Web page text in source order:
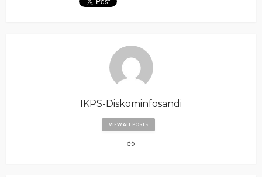
IKPS-Diskominfosandi
VIEW ALL POSTS